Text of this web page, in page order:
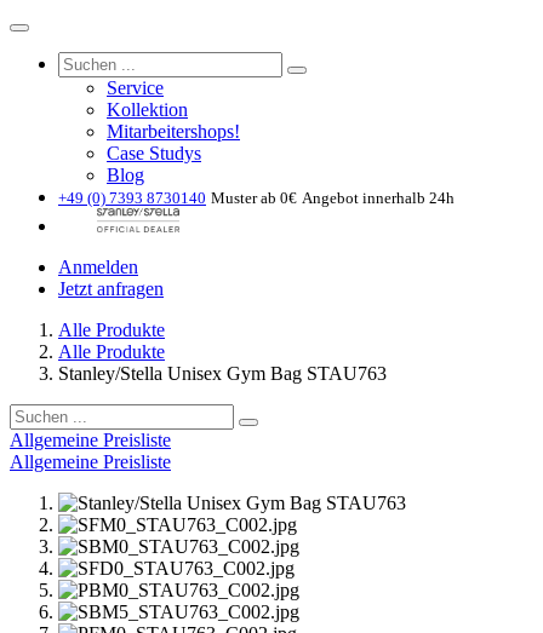
Service
Kollektion
Mitarbeitershops!
Case Studys
Blog
+49 (0) 7393 8730140 Muster ab 0€ Angebot innerhalb 24h
Anmelden
Jetzt anfragen
Alle Produkte
Alle Produkte
Stanley/Stella Unisex Gym Bag STAU763
Allgemeine Preisliste
Allgemeine Preisliste